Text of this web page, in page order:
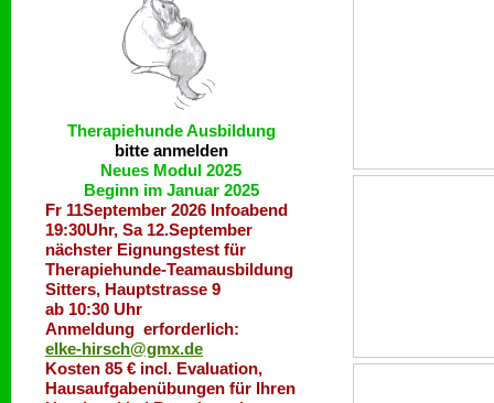
Therapiehunde Ausbildung
bitte anmelden
Neues Modul 2025
Beginn im Januar 2025
Fr 11September 2026 Infoabend
19:30Uhr, Sa 12.September
nächster Eignungstest für
Therapiehunde-Teamausbildung
Sitters, Hauptstrasse 9
ab 10:30 Uhr
Anmeldung erforderlich:
elke-hirsch@gmx.de
Kosten 85 € incl. Evaluation,
Hausaufgabenübungen für Ihren